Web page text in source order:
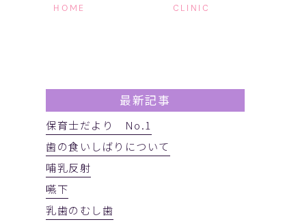
HOME CLINIC
最新記事
保育士だより No.1
歯の食いしばりについて
哺乳反射
嚥下
乳歯のむし歯